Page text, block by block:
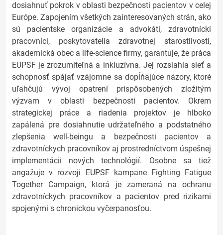
dosiahnuť pokrok v oblasti bezpečnosti pacientov v celej
Európe. Zapojením všetkých zainteresovaných strán, ako
sú pacientske organizácie a advokáti, zdravotnícki
pracovníci, poskytovatelia zdravotnej starostlivosti,
akademická obec a life-science firmy, garantuje, že práca
EUPSF je zrozumiteľná a inkluzívna. Jej rozsiahla sieť a
schopnosť spájať vzájomne sa dopĺňajúce názory, ktoré
uľahčujú vývoj opatrení prispôsobených zložitým
výzvam v oblasti bezpečnosti pacientov. Okrem
strategickej práce a riadenia projektov je hlboko
zapálená pre dosiahnutie udržateľného a podstatného
zlepšenia well-beingu a bezpečnosti pacientov a
zdravotníckych pracovníkov aj prostredníctvom úspešnej
implementácii nových technológií. Osobne sa tiež
angažuje v rozvoji EUPSF kampane Fighting Fatigue
Together Campaign, ktorá je zameraná na ochranu
zdravotníckych pracovníkov a pacientov pred rizikami
spojenými s chronickou vyčerpanosťou.